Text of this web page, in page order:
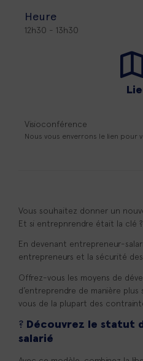
Heure
12h30 - 13h30
Visioconférence
Nous vous enverrons le lien pour
Vous souhaitez donner un
Et si entrepnrendre était la clé ?
En devenant entrepreneur-
entrepreneurs et la sécurité des
Offrez-vous les moyens de
d’entreprendre de manière
vous de la plupart des
? Découvrez le statut
salarié